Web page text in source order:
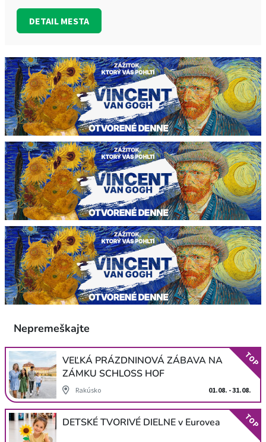
DETAIL MESTA
Nepremeškajte
VEĽKÁ PRÁZDNINOVÁ ZÁBAVA NA
ZÁMKU SCHLOSS HOF
Rakúsko 01.08. - 31.08.
TOP
DETSKÉ TVORIVÉ DIELNE v Eurovea TOP